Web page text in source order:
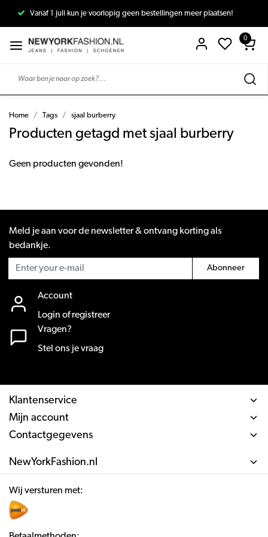
Vanaf 1 juli kun je voorlopig geen bestellingen meer plaatsen!
0
Home Tags sjaal burberry
Producten getagd met sjaal burberry
Geen producten gevonden!
Meld je aan voor de newsletter & ontvang korting als
bedankje.
Abonneer
Account
Login of registreer
Vragen?
Stel ons je vraag
Klantenservice
Mijn account
Contactgegevens
NewYorkFashion.nl
Wij versturen met: